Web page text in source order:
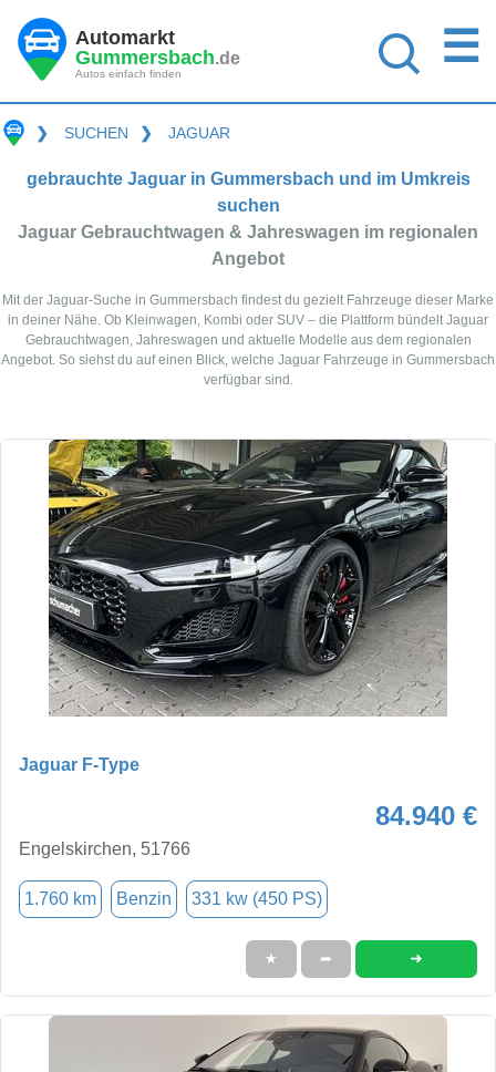
Automarkt
Gummersbach.de
Autos einfach finden
☰
❯ SUCHEN ❯ JAGUAR
gebrauchte Jaguar in Gummersbach und im Umkreis
suchen
Jaguar Gebrauchtwagen & Jahreswagen im regionalen
Angebot
Mit der Jaguar-Suche in Gummersbach findest du gezielt Fahrzeuge dieser Marke
in deiner Nähe. Ob Kleinwagen, Kombi oder SUV – die Plattform bündelt Jaguar
Gebrauchtwagen, Jahreswagen und aktuelle Modelle aus dem regionalen
Angebot. So siehst du auf einen Blick, welche Jaguar Fahrzeuge in Gummersbach
verfügbar sind.
Jaguar F-Type
84.940 €
Engelskirchen, 51766
1.760 km Benzin 331 kw (450 PS)
★ ➦ ➜